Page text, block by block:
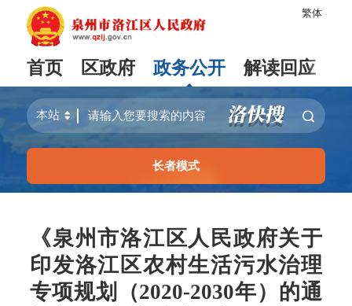
繁体
首页 区政府 政务公开 解读回应
长者模式
《泉州市洛江区人民政府关于
印发洛江区农村生活污水治理
专项规划（2020-2030年）的通